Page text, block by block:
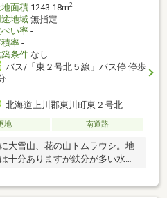
面積1243.18m2
途地域無指定
い率-
率-
条件なし
バス/「東２号北５線」バス停 停歩
北海道上川郡東川町東２号北
地 南道路
大雪山、花の山トムラウシ。地
十分ありますが鉄分が多い水質